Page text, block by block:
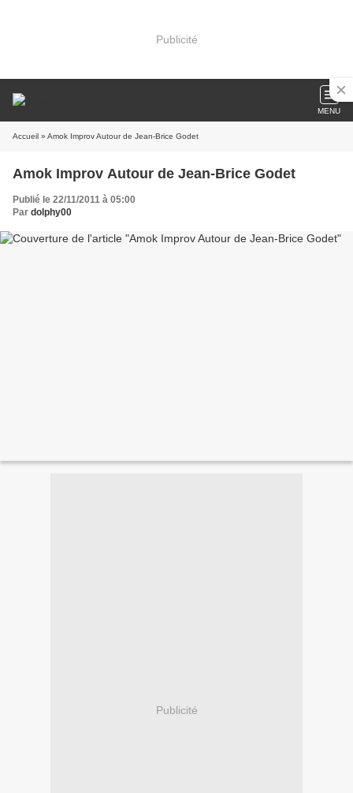
Publicité
MENU
Accueil » Amok Improv Autour de Jean-Brice Godet
Amok Improv Autour de Jean-Brice Godet
Publié le 22/11/2011 à 05:00
Par dolphy00
Publicité